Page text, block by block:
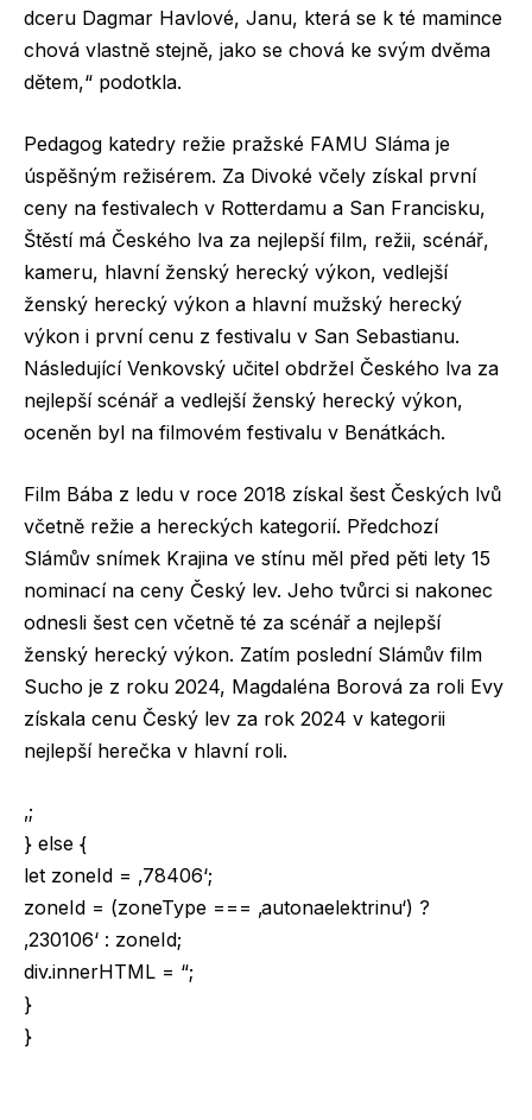
dceru Dagmar Havlové, Janu, která se k té mamince
chová vlastně stejně, jako se chová ke svým dvěma
dětem,“ podotkla.
Pedagog katedry režie pražské FAMU Sláma je
úspěšným režisérem. Za Divoké včely získal první
ceny na festivalech v Rotterdamu a San Francisku,
Štěstí má Českého lva za nejlepší film, režii, scénář,
kameru, hlavní ženský herecký výkon, vedlejší
ženský herecký výkon a hlavní mužský herecký
výkon i první cenu z festivalu v San Sebastianu.
Následující Venkovský učitel obdržel Českého lva za
nejlepší scénář a vedlejší ženský herecký výkon,
oceněn byl na filmovém festivalu v Benátkách.
Film Bába z ledu v roce 2018 získal šest Českých lvů
včetně režie a hereckých kategorií. Předchozí
Slámův snímek Krajina ve stínu měl před pěti lety 15
nominací na ceny Český lev. Jeho tvůrci si nakonec
odnesli šest cen včetně té za scénář a nejlepší
ženský herecký výkon. Zatím poslední Slámův film
Sucho je z roku 2024, Magdaléna Borová za roli Evy
získala cenu Český lev za rok 2024 v kategorii
nejlepší herečka v hlavní roli.
‚;
} else {
let zoneId = ‚78406‘;
zoneId = (zoneType === ‚autonaelektrinu‘) ?
‚230106‘ : zoneId;
div.innerHTML = “;
}
}